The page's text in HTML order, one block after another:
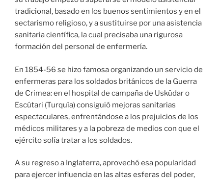
tradicional, basado en los buenos sentimientos y en el
sectarismo religioso, y a sustituirse por una asistencia
sanitaria científica, la cual precisaba una rigurosa
formación del personal de enfermería.
En 1854-56 se hizo famosa organizando un servicio de
enfermeras para los soldados británicos de la Guerra
de Crimea: en el hospital de campaña de Usküdar o
Escútari (Turquía) consiguió mejoras sanitarias
espectaculares, enfrentándose a los prejuicios de los
médicos militares y a la pobreza de medios con que el
ejército solía tratar a los soldados.
A su regreso a Inglaterra, aprovechó esa popularidad
para ejercer influencia en las altas esferas del poder,